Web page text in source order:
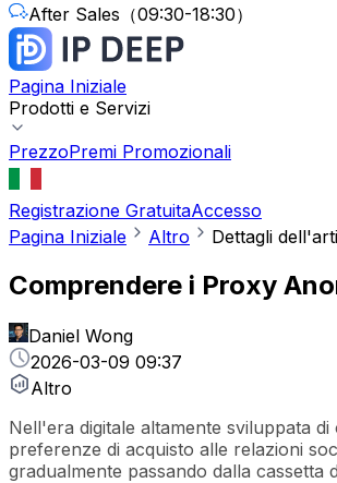
After Sales （09:30-18:30）
Pagina Iniziale
Prodotti e Servizi
PrezzoPremi Promozionali
Registrazione GratuitaAccesso
Pagina Iniziale
Altro Dettagli
Comprendere i Proxy
Daniel Wong
2026-03-09 09:37
Altro
Nell'era digitale altamente sviluppata
preferenze di acquisto alle relazioni
gradualmente passando dalla